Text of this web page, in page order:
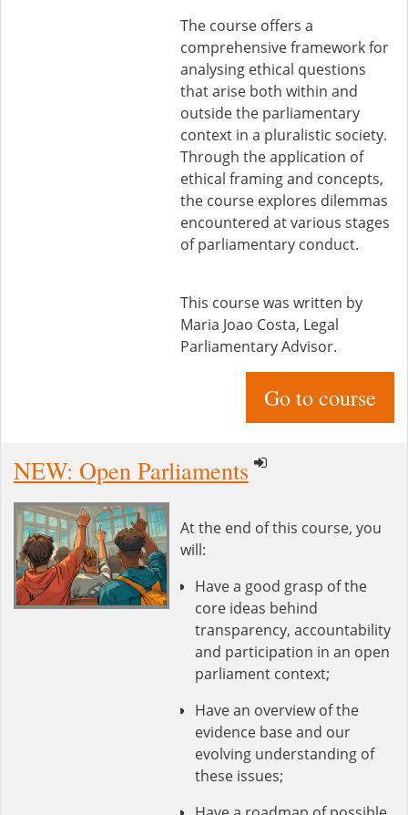
The course offers a
comprehensive framework for
analysing ethical questions
that arise both within and
outside the parliamentary
context in a pluralistic society.
Through the application of
ethical framing and concepts,
the course explores dilemmas
encountered at various stages
of parliamentary conduct.
This course was written by
Maria Joao Costa, Legal
Parliamentary Advisor.
Go to course
NEW: Open Parliaments
At the end of this course, you
will:
Have a good grasp of the
core ideas behind
transparency, accountability
and participation in an open
parliament context;
Have an overview of the
evidence base and our
evolving understanding of
these issues;